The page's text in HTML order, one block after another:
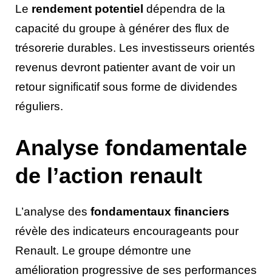
Le rendement potentiel dépendra de la
capacité du groupe à générer des flux de
trésorerie durables. Les investisseurs orientés
revenus devront patienter avant de voir un
retour significatif sous forme de dividendes
réguliers.
Analyse fondamentale
de l’action renault
L’analyse des fondamentaux financiers
révèle des indicateurs encourageants pour
Renault. Le groupe démontre une
amélioration progressive de ses performances